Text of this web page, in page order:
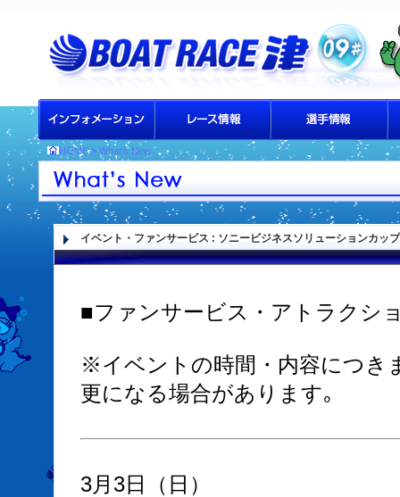
HOME> What's New
イベント・ファンサービス : ソニービジネスソリューションカッ
■ファンサービス・アトラクシ
※イベントの時間・内容につき
更になる場合があります｡
3月3日（日）